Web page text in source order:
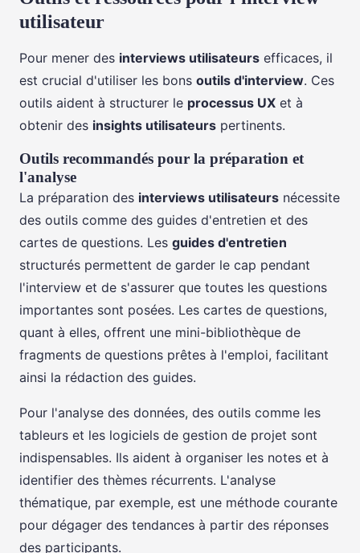
utilisateur
Pour mener des interviews utilisateurs efficaces, il
est crucial d'utiliser les bons outils d'interview. Ces
outils aident à structurer le processus UX et à
obtenir des insights utilisateurs pertinents.
Outils recommandés pour la préparation et
l'analyse
La préparation des interviews utilisateurs nécessite
des outils comme des guides d'entretien et des
cartes de questions. Les guides d'entretien
structurés permettent de garder le cap pendant
l'interview et de s'assurer que toutes les questions
importantes sont posées. Les cartes de questions,
quant à elles, offrent une mini-bibliothèque de
fragments de questions prêtes à l'emploi, facilitant
ainsi la rédaction des guides.
Pour l'analyse des données, des outils comme les
tableurs et les logiciels de gestion de projet sont
indispensables. Ils aident à organiser les notes et à
identifier des thèmes récurrents. L'analyse
thématique, par exemple, est une méthode courante
pour dégager des tendances à partir des réponses
des participants.